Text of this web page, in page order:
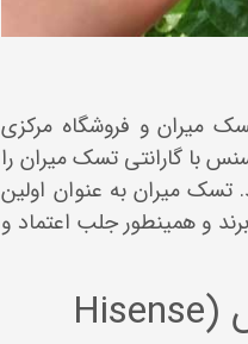
میران و فروشگاه مرکزی
با گارانتی تسک میران را
تسک میران به عنوان اولین
و همینطور جلب اعتماد و
تسک میران معتبرترین گارانتی هایسنس (Hisense